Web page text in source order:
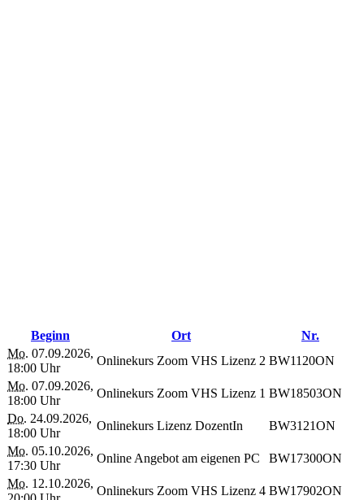
Beginn Ort
Nr.
Mo. 07.09.2026,
18:00 Uhr
Onlinekurs Zoom VHS Lizenz 2 BW1120ON
Mo. 07.09.2026,
18:00 Uhr
Onlinekurs Zoom VHS Lizenz 1 BW18503ON
Do. 24.09.2026,
18:00 Uhr
Onlinekurs Lizenz DozentIn BW3121ON
Mo. 05.10.2026,
17:30 Uhr
Online Angebot am eigenen PC BW17300ON
Mo. 12.10.2026,
Onlinekurs Zoom VHS Lizenz 4 BW17902ON